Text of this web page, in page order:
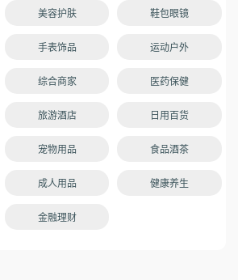
美容护肤 鞋包眼镜
手表饰品 运动户外
综合商家 医药保健
旅游酒店 日用百货
宠物用品 食品酒茶
成人用品 健康养生
金融理财